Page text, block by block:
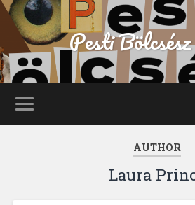
Pesti
AUTHOR
Laura